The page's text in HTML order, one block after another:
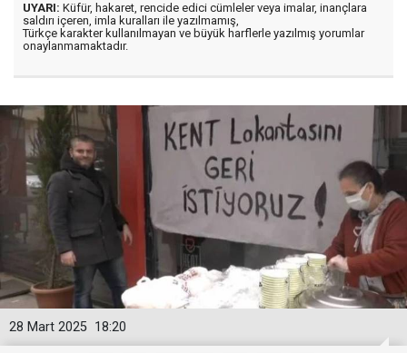
UYARI: Küfür, hakaret, rencide edici cümleler veya imalar, inançlara
saldırı içeren, imla kuralları ile yazılmamış,
Türkçe karakter kullanılmayan ve büyük harflerle yazılmış yorumlar
onaylanmamaktadır.
18:20
28 Mart 2025